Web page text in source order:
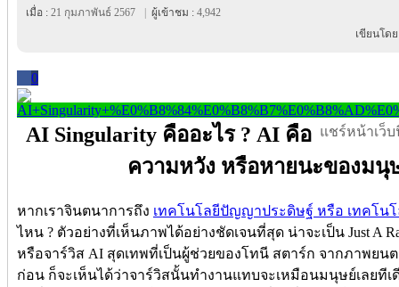
เมื่อ : 21 กุมภาพันธ์ 2567 ผู้เข้าชม : 4,942
เขียนโด
0
แชร์หน้าเว็
AI Singularity คืออะไร ? AI คือ
ความหวัง หรือหายนะของมนุ
หากเราจินตนาการถึง เทคโนโลยีปัญญาประดิษฐ์ หรือ เทคโน
ไหน ? ตัวอย่างที่เห็นภาพได้อย่างชัดเจนที่สุด น่าจะเป็น Just A
หรือจาร์วิส AI สุดเทพที่เป็นผู้ช่วยของโทนี สตาร์ก จากภาพยน
ก่อน ก็จะเห็นได้ว่าจาร์วิสนั้นทำงานแทบจะเหมือนมนุษย์เลยทีเ